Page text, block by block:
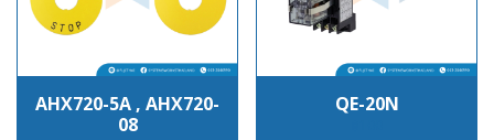
AHX720-5A , AHX720-
08
QE-20N